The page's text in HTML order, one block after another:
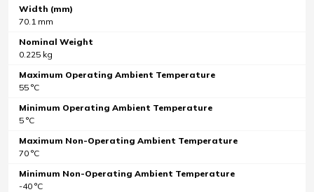
Width (mm)
70.1 mm
Nominal Weight
0.225 kg
Maximum Operating Ambient Temperature
55 °C
Minimum Operating Ambient Temperature
5 °C
Maximum Non-Operating Ambient Temperature
70 °C
Minimum Non-Operating Ambient Temperature
-40 °C